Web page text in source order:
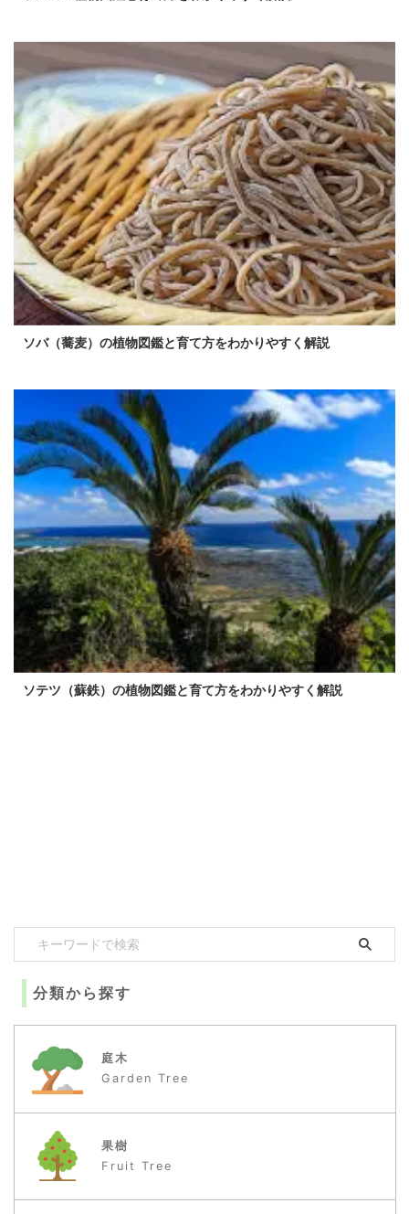
ソバ（蕎麦）の植物図鑑と育て方をわかりやすく解説
ソテツ（蘇鉄）の植物図鑑と育て方をわかりやすく解説
分類から探す
庭木
Garden Tree
果樹
Fruit Tree